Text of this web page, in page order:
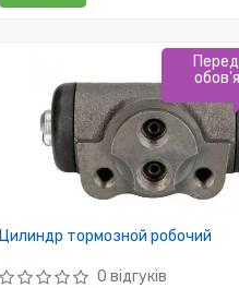
Цилиндр тормозной робочий
0 відгуків